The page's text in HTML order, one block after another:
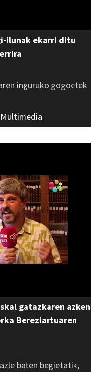
ilunak ekarri ditu
inguruko gogoetek
Multimedia
gatazkaren azken
Bereziartuaren
baten begietatik,